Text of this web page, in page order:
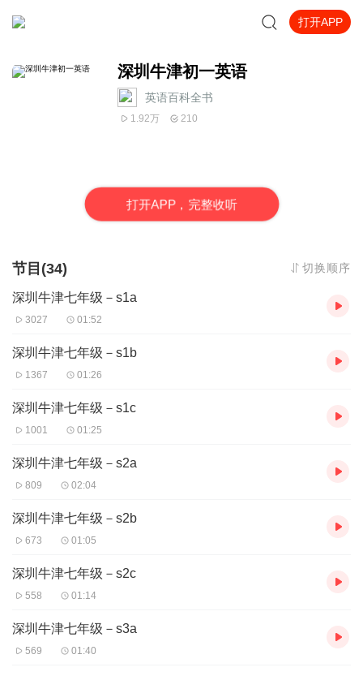
打开APP
深圳牛津初一英语
英语百科全书
1.92万 210
打开APP，完整收听
节目(34) 切换顺序
深圳牛津七年级－s1a
3027 01:52
深圳牛津七年级－s1b
1367 01:26
深圳牛津七年级－s1c
1001 01:25
深圳牛津七年级－s2a
809 02:04
深圳牛津七年级－s2b
673 01:05
深圳牛津七年级－s2c
558 01:14
深圳牛津七年级－s3a
569 01:40